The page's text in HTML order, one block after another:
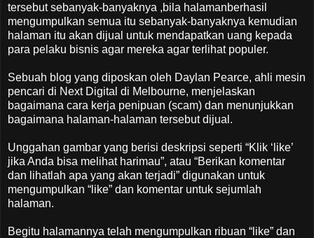
tersebut sebanyak-banyaknya ,bila halamanberhasil
mengumpulkan semua itu sebanyak-banyaknya kemudian
halaman itu akan dijual untuk mendapatkan uang kepada
para pelaku bisnis agar mereka agar terlihat populer.
Sebuah blog yang diposkan oleh Daylan Pearce, ahli mesin
pencari di Next Digital di Melbourne, menjelaskan
bagaimana cara kerja penipuan (scam) dan menunjukkan
bagaimana halaman-halaman tersebut dijual.
Unggahan gambar yang berisi deskripsi seperti “Klik ‘like’
jika Anda bisa melihat harimau”, atau “Berikan komentar
dan lihatlah apa yang akan terjadi” digunakan untuk
mengumpulkan “like” dan komentar untuk sejumlah
halaman.
Begitu halamannya telah mengumpulkan ribuan “like” dan